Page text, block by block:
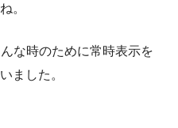
。
な時のために常時表示を
ました。